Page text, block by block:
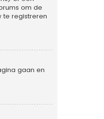
om de
te registreren
gaan en